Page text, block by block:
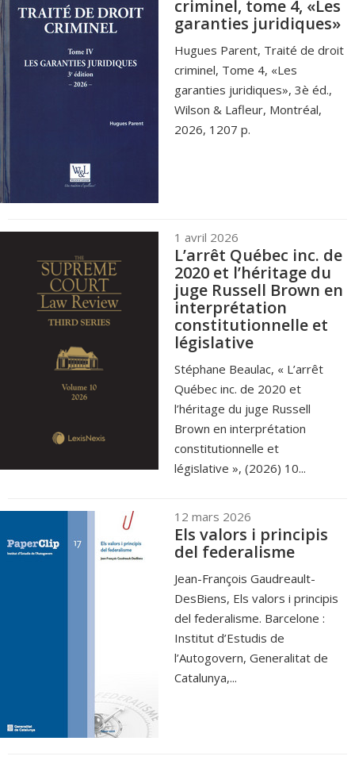
criminel, tome 4, «Les
garanties juridiques»
Hugues Parent, Traité de droit
criminel, Tome 4, «Les
garanties juridiques», 3è éd.,
Wilson & Lafleur, Montréal,
2026, 1207 p.
1 avril 2026
L’arrêt Québec inc. de
2020 et l’héritage du
juge Russell Brown en
interprétation
constitutionnelle et
législative
Stéphane Beaulac, « L’arrêt
Québec inc. de 2020 et
l’héritage du juge Russell
Brown en interprétation
constitutionnelle et
législative », (2026) 10...
12 mars 2026
Els valors i principis
del federalisme
Jean-François Gaudreault-
DesBiens, Els valors i principis
del federalisme. Barcelone :
Institut d’Estudis de
l’Autogovern, Generalitat de
Catalunya,...